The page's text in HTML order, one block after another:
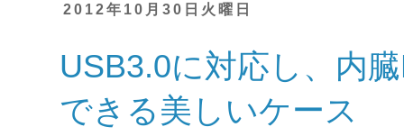
2012年10月30日火曜日
USB3.0に対応し、内
できる美しいケース